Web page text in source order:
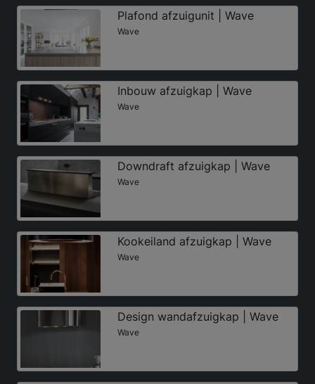
Plafond afzuigunit | Wave
Wave
Inbouw afzuigkap | Wave
Wave
Downdraft afzuigkap | Wave
Wave
Kookeiland afzuigkap | Wave
Wave
Design wandafzuigkap | Wave
Wave